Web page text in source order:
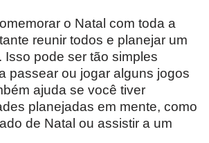
o Natal com toda a
reunir todos e planejar um
Isso pode ser tão simples
passear ou jogar alguns jogos
ajuda se você tiver
planejadas em mente, como
de Natal ou assistir a um